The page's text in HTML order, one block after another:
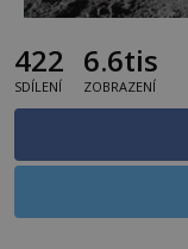
422
SDÍLENÍ
6.6tis
ZOBRAZENÍ